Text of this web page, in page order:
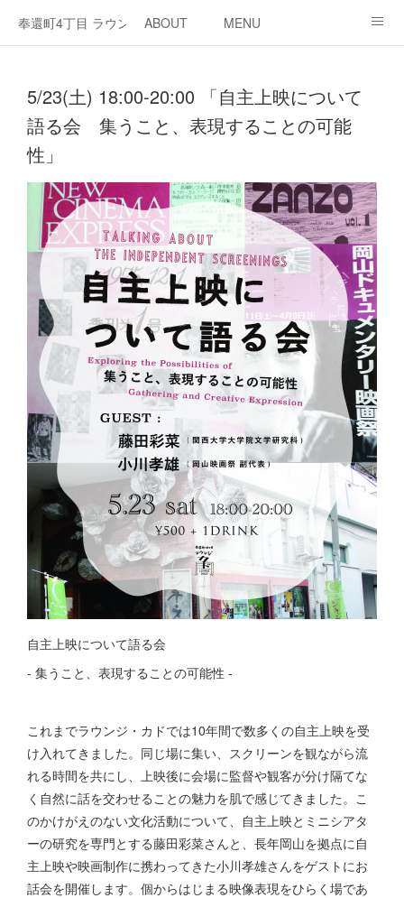
奉還町4丁目 ラウンジ・カド
ABOUT MENU
5/23(土) 18:00-20:00 「自主上映について
語る会 集うこと、表現することの可能
性」
自主上映について語る会
- 集うこと、表現することの可能性 -
これまでラウンジ・カドでは10年間で数多くの自主上映を受
け入れてきました。同じ場に集い、スクリーンを観ながら流
れる時間を共にし、上映後に会場に監督や観客が分け隔てな
く自然に話を交わせることの魅力を肌で感じてきました。こ
のかけがえのない文化活動について、自主上映とミニシアタ
ーの研究を専門とする藤田彩菜さんと、長年岡山を拠点に自
主上映や映画制作に携わってきた小川孝雄さんをゲストにお
話会を開催します。個からはじまる映像表現をひらく場であ